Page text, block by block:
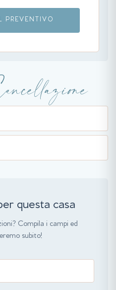
PREVENTIVO
questa casa
Compila i campi ed
subito!